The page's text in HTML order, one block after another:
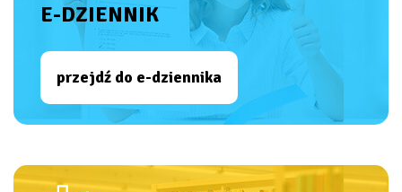
E-DZIENNIK
przejdź do e-dziennika